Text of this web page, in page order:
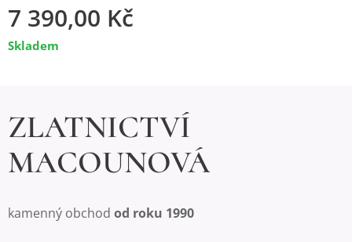
7 390,00 Kč
Skladem
ZLATNICTVÍ
MACOUNOVÁ
kamenný obchod od roku 1990